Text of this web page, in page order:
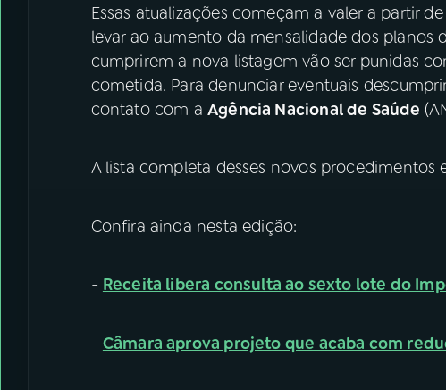
Essas atualizações começam a valer a partir
levar ao aumento da mensalidade dos planos
cumprirem a nova listagem vão ser punidas
cometida. Para denunciar eventuais
contato com aAgência Nacional de Saúde
A lista completa desses novos procedimentos
Confira ainda nesta edição:
- Receita libera consulta ao sexto lote do
- Câmara aprova projeto que acaba com